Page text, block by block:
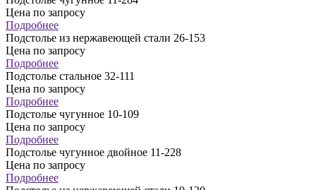
Цена по запросу
Подробнее
Подстолье из нержавеющей стали 26-153
Цена по запросу
Подробнее
Подстолье стальное 32-111
Цена по запросу
Подробнее
Подстолье чугунное 10-109
Цена по запросу
Подробнее
Подстолье чугунное двойное 11-228
Цена по запросу
Подробнее